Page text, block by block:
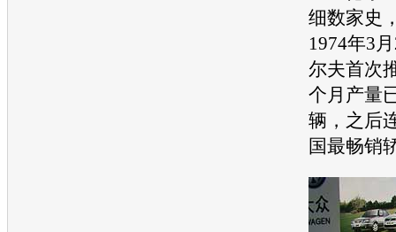
细数家史
1974年3
尔夫首次
个月产量
辆，之后
国最畅销